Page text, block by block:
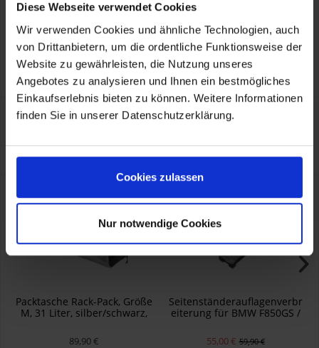
Diese Webseite verwendet Cookies
Wir verwenden Cookies und ähnliche Technologien, auch
von Drittanbietern, um die ordentliche Funktionsweise der
Website zu gewährleisten, die Nutzung unseres
Angebotes zu analysieren und Ihnen ein bestmögliches
Einkaufserlebnis bieten zu können. Weitere Informationen
finden Sie in unserer Datenschutzerklärung.
Cookies zulassen
Nur notwendige Cookies
TOURATECH GmbH
info@touratech.de
Verantwortliche Person für die EU
KOHL automobile GmbH eCom
TOURATECH GmbH
Auf dem Zimmermann 7-9, Niedereschach, DE, 78078
info@touratech.de
Eigenschaften
Kunden kauften auch
Packtasche Rack-Pack, Größe
M, 31 Liter, silber/schwarz,
89,90 €
Seitenständerauflagenverbr
eiterung für BMW F850GS /
55,00 € 59,90 €